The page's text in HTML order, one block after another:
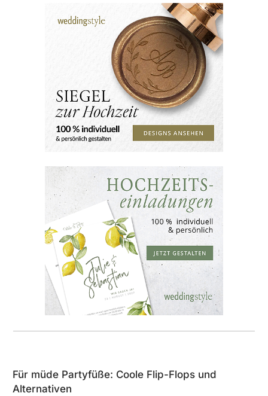
Für müde Partyfüße: Coole Flip-Flops und
Alternativen